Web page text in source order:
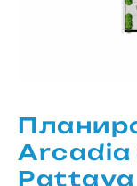
Arcadia
Pattaya